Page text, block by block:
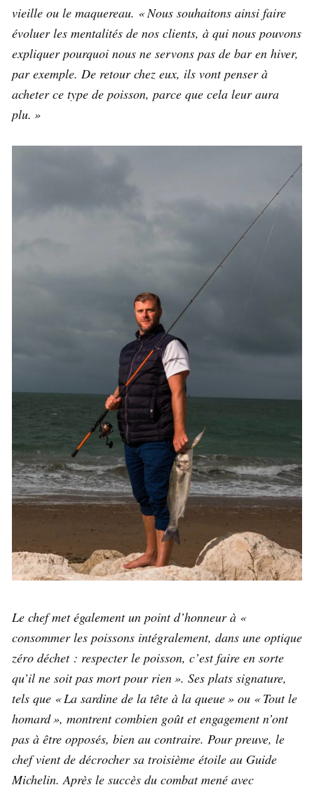
vieille ou le maquereau. « Nous souhaitons ainsi faire
évoluer les mentalités de nos clients, à qui nous pouvons
expliquer pourquoi nous ne servons pas de bar en hiver,
par exemple. De retour chez eux, ils vont penser à
acheter ce type de poisson, parce que cela leur aura
plu. »
Le chef met également un point d’honneur à «
consommer les poissons intégralement, dans une optique
zéro déchet : respecter le poisson, c’est faire en sorte
qu’il ne soit pas mort pour rien ». Ses plats signature,
tels que « La sardine de la tête à la queue » ou « Tout le
homard », montrent combien goût et engagement n’ont
pas à être opposés, bien au contraire. Pour preuve, le
chef vient de décrocher sa troisième étoile au Guide
Michelin. Après le succès du combat mené avec